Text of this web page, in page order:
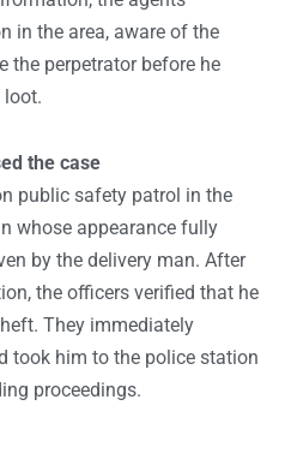
in the area, aware of the
the perpetrator before he
loot.
the case
public safety patrol in the
whose appearance fully
by the delivery man. After
the officers verified that he
They immediately
took him to the police station
proceedings.